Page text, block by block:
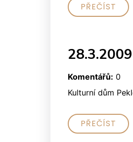
PŘEČÍST
Komentářů: 0
Kulturní dům
PŘEČÍST